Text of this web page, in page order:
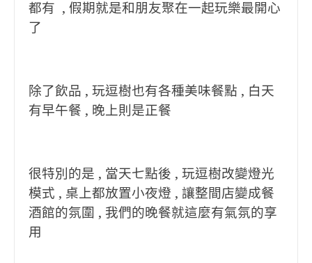
都有 , 假期就是和朋友聚在一起玩樂最開心
了
除了飲品 , 玩逗樹也有各種美味餐點 , 白天
有早午餐 , 晚上則是正餐
很特別的是 , 當天七點後 , 玩逗樹改變燈光
模式 , 桌上都放置小夜燈 , 讓整間店變成餐
酒館的氛圍 , 我們的晚餐就這麼有氣氛的享
用